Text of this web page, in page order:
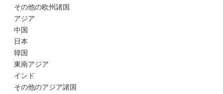
その他の欧州諸国
アジア
中国
日本
韓国
東南アジア
インド
その他のアジア諸国